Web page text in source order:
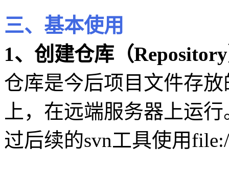
三、基本使用
1、创建仓库（
仓库是今后项目文件存
上，在远端服务器上运
过后续的svn工具使用